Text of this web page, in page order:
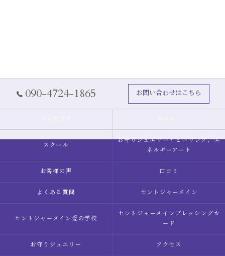
090-4724-1865 お問い合わせはこちら
スクール
お守りジュエリー・ヒーリング，エ
ネルギーアート
お客様の声 口コミ
よくある質問 セントジャーメイン
セントジャーメイン愛の学校
セントジャーメインブレッシングカ
ード
お守りジュエリー アクセス